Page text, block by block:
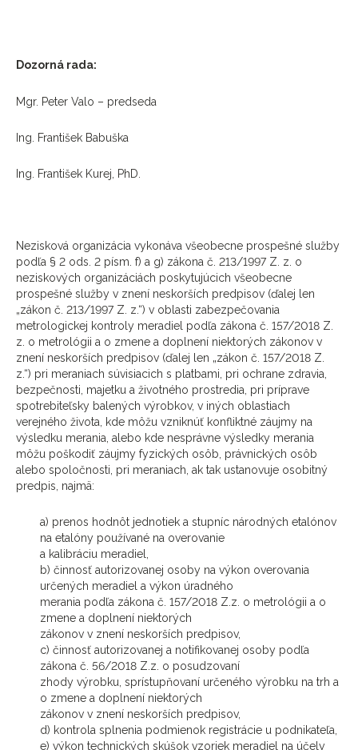
Dozorná rada:
Mgr. Peter Valo – predseda
Ing. František Babuška
Ing. František Kurej, PhD.
Nezisková organizácia vykonáva všeobecne prospešné služby
podľa § 2 ods. 2 písm. f) a g) zákona č. 213/1997 Z. z. o
neziskových organizáciách poskytujúcich všeobecne
prospešné služby v znení neskorších predpisov (ďalej len
„zákon č. 213/1997 Z. z.“) v oblasti zabezpečovania
metrologickej kontroly meradiel podľa zákona č. 157/2018 Z.
z. o metrológii a o zmene a doplnení niektorých zákonov v
znení neskorších predpisov (ďalej len „zákon č. 157/2018 Z.
z.“) pri meraniach súvisiacich s platbami, pri ochrane zdravia,
bezpečnosti, majetku a životného prostredia, pri príprave
spotrebiteľsky balených výrobkov, v iných oblastiach
verejného života, kde môžu vzniknúť konfliktné záujmy na
výsledku merania, alebo kde nesprávne výsledky merania
môžu poškodiť záujmy fyzických osôb, právnických osôb
alebo spoločnosti, pri meraniach, ak tak ustanovuje osobitný
predpis, najmä:
a) prenos hodnôt jednotiek a stupníc národných etalónov
na etalóny používané na overovanie
a kalibráciu meradiel,
b) činnosť autorizovanej osoby na výkon overovania
určených meradiel a výkon úradného
merania podľa zákona č. 157/2018 Z.z. o metrológii a o
zmene a doplnení niektorých
zákonov v znení neskorších predpisov,
c) činnosť autorizovanej a notifikovanej osoby podľa
zákona č. 56/2018 Z.z. o posudzovaní
zhody výrobku, sprístupňovaní určeného výrobku na trh a
o zmene a doplnení niektorých
zákonov v znení neskorších predpisov,
d) kontrola splnenia podmienok registrácie u podnikateľa,
e) výkon technických skúšok vzoriek meradiel na účely